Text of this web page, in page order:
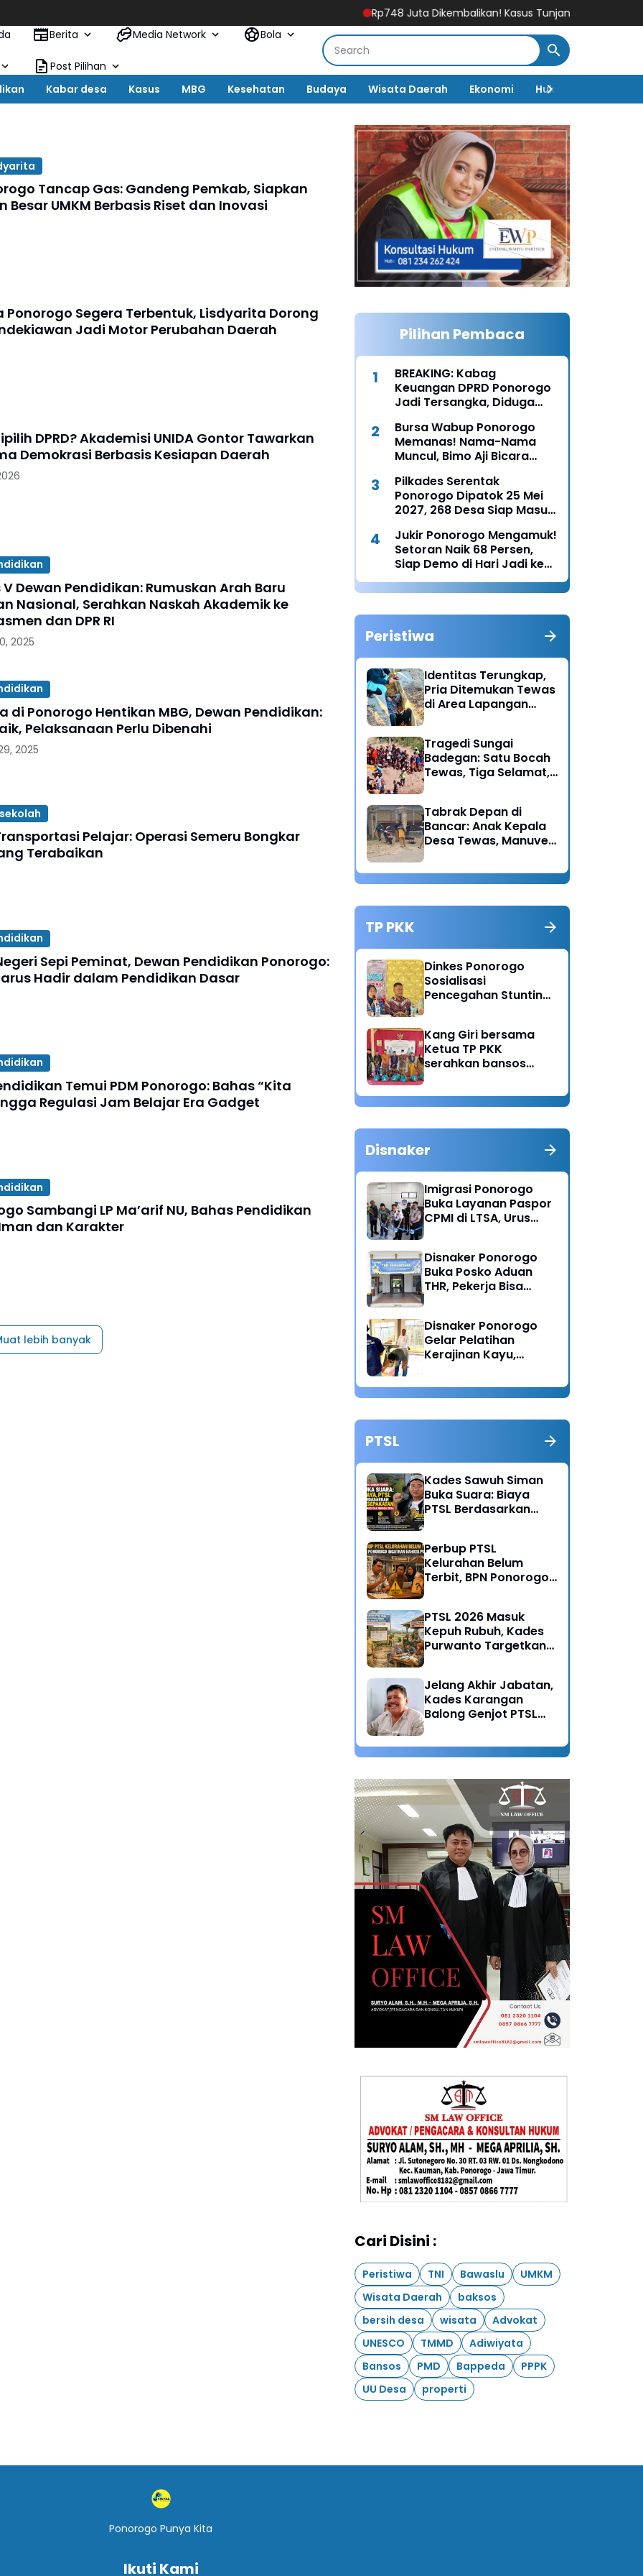
Rp748 Juta Dikembalikan! Kasus Tunjangan DPRD Ponorogo Makin
Berita Media Network Bola
Post Pilihan
Kabar desa Kasus MBG Kesehatan Budaya Wisata Daerah Ekonomi Hukum & Kriminal
Tancap Gas: Gandeng Pemkab, Siapkan
Besar UMKM Berbasis Riset dan Inovasi
Ponorogo Segera Terbentuk, Lisdyarita Dorong
Jadi Motor Perubahan Daerah
DPRD? Akademisi UNIDA Gontor Tawarkan
Demokrasi Berbasis Kesiapan Daerah
Dewan Pendidikan: Rumuskan Arah Baru
Nasional, Serahkan Naskah Akademik ke
dan DPR RI
2025
di Ponorogo Hentikan MBG, Dewan Pendidikan:
Pelaksanaan Perlu Dibenahi
2025
Pelajar: Operasi Semeru Bongkar
Terabaikan
Sepi Peminat, Dewan Pendidikan Ponorogo:
Hadir dalam Pendidikan Dasar
Temui PDM Ponorogo: Bahas “Kita
Regulasi Jam Belajar Era Gadget
Sambangi LP Ma’arif NU, Bahas Pendidikan
dan Karakter
lebih banyak
Pilihan Pembaca
BREAKING: Kabag
Keuangan DPRD Ponorogo
Jadi Tersangka, Diduga
Bursa Wabup Ponorogo
Memanas! Nama-Nama
Muncul, Bimo Aji Bicara
Rita
Pilkades Serentak
Ponorogo Dipatok 25 Mei
2027, 268 Desa Siap Masuk
Jukir Ponorogo Mengamuk!
Setoran Naik 68 Persen,
Siap Demo di Hari Jadi ke-
530
Peristiwa
Identitas Terungkap,
Pria Ditemukan Tewas
di Area Lapangan
Hipertensi
Tragedi Sungai
Badegan: Satu Bocah
Tewas, Tiga Selamat,
Tabrak Depan di
Bancar: Anak Kepala
Desa Tewas, Manuver
Diduga Jadi Pemicu
TP PKK
Dinkes Ponorogo
Sosialisasi
Pencegahan Stunting,
Emas
Kang Giri bersama
Ketua TP PKK
serahkan bansos
Sukorejo Ponorogo
Disnaker
Imigrasi Ponorogo
Buka Layanan Paspor
CPMI di LTSA, Urus
Disnaker Ponorogo
Buka Posko Aduan
THR, Pekerja Bisa
Disnaker Ponorogo
Gelar Pelatihan
Kerajinan Kayu,
Wirausaha Baru
PTSL
Kades Sawuh Siman
Buka Suara: Biaya
PTSL Berdasarkan
Perbup PTSL
Kelurahan Belum
Terbit, BPN Ponorogo
PTSL 2026 Masuk
Kepuh Rubuh, Kades
Purwanto Targetkan
Jelang Akhir Jabatan,
Kades Karangan
Balong Genjot PTSL
Administrasi untuk
Generasi Mendatang
Cari Disini :
Peristiwa TNI Bawaslu
UMKM
Wisata Daerah
baksos
bersih desa
wisata
Advokat
UNESCO
TMMD
Adiwiyata
Bansos
PMD Bappeda
PPPK
UU Desa
properti
Ponorogo Punya Kita
Ikuti Kami